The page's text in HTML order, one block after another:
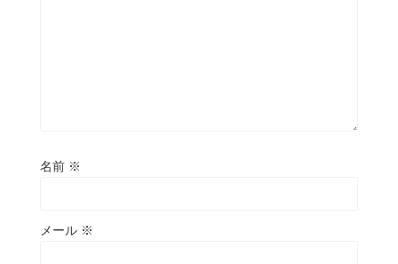
名前 ※
メール ※